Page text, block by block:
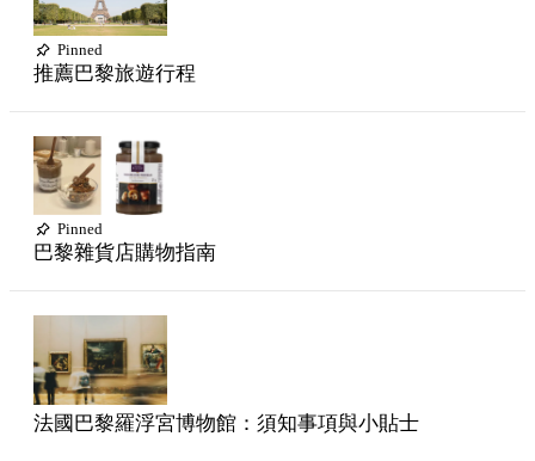
Pinned
推薦巴黎旅遊行程
Pinned
巴黎雜貨店購物指南
法國巴黎羅浮宮博物館：須知事項與小貼士